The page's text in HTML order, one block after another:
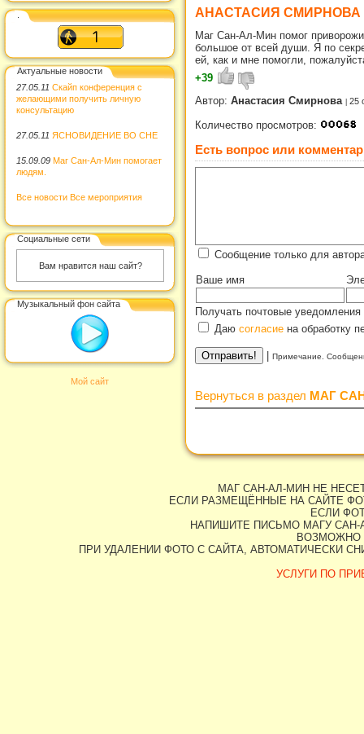
Актуальные новости
27.05.11 Скайп конференция с
желающими получить личную
консультацию
27.05.11 ЯСНОВИДЕНИЕ ВО СНЕ
15.09.09 Маг Сан-Ал-Мин помогает
людям.
Все новости Все мероприятия
Социальные сети
Вам нравится наш сайт?
Музыкальный фон сайта
Мой сайт
АНАСТАСИЯ СМИРНОВА
Маг Сан-Ал-Мин помог
большое от всей души. Я по
ей, как и мне помогли,
+39
Автор: Анастасия Смирнова 25
Количество просмотров:
Есть вопрос или
Сообщение только для
Ваше имя
Получать почтовые уведомления
Даю согласие на обработку
Примечание.
Вернуться в раздел МАГ
МАГ САН-АЛ-МИН НЕ
ЕСЛИ РАЗМЕЩЁННЫЕ НА САЙТЕ
ЕСЛИ
НАПИШИТЕ ПИСЬМО МАГУ
ВОЗМОЖНО
ПРИ УДАЛЕНИИ ФОТО С САЙТА, АВТОМАТИЧЕСКИ
УСЛУГИ ПО